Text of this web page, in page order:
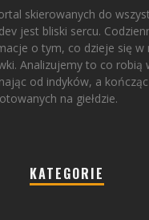
skierowanych do
jest bliski sercu.
o tym, co dzieje się w
Analizujemy to co robią
od indyków, a
na giełdzie.
KATEGORIE